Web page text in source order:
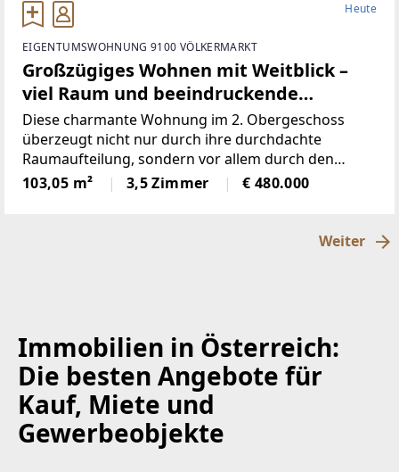
Heute
EIGENTUMSWOHNUNG 9100 VÖLKERMARKT
Großzügiges Wohnen mit Weitblick –
viel Raum und beeindruckende
Aussicht auf Völkermarkt und die Drau
Diese charmante Wohnung im 2. Obergeschoss
überzeugt nicht nur durch ihre durchdachte
Raumaufteilung, sondern vor allem durch den
beeindruckenden Weitblick über Völkermarkt bis
hin zur Drau. Hier genießen Sie jeden Tag ein
103,05 m² 3,5 Zimmer € 480.000
Weiter
Immobilien in Österreich:
Die besten Angebote für
Kauf, Miete und
Gewerbeobjekte